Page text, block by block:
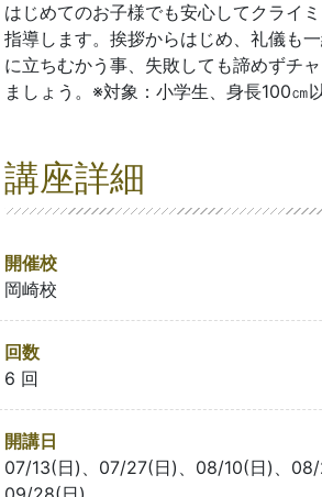
はじめてのお子様でも安心してクライ
指導します。挨拶からはじめ、礼儀も
に立ちむかう事、失敗しても諦めずチ
ましょう。※対象：小学生、身長100㎝
講座詳細
開催校
岡崎校
回数
6 回
開講日
07/13(日)、07/27(日)、08/10(日)、08/